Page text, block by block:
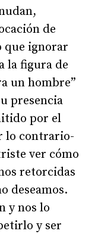
de
que ignorar
la figura de
un hombre”
presencia
por el
lo contrario-
ver cómo
retorcidas
deseamos.
y nos lo
y ser